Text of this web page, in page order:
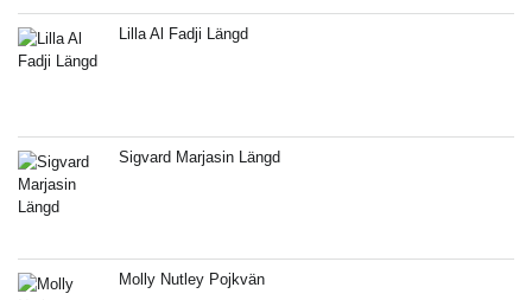
Lilla Al Fadji Längd
Sigvard Marjasin Längd
Molly Nutley Pojkvän